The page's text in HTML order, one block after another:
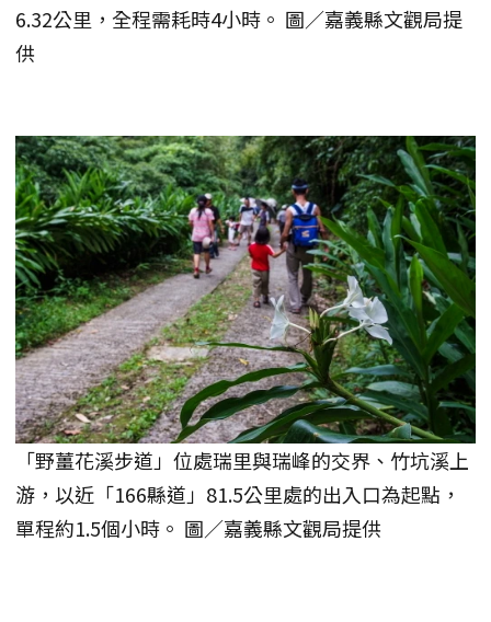
6.32公里，全程需耗時4小時。 圖／嘉義縣文觀局提
供
「野薑花溪步道」位處瑞里與瑞峰的交界、竹坑溪上
游，以近「166縣道」81.5公里處的出入口為起點，
單程約1.5個小時。 圖／嘉義縣文觀局提供